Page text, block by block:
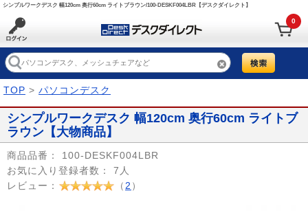
シンプルワークデスク 幅120cm 奥行60cm ライトブラウン/100-DESKF004LBR【デスクダイレクト】
0
TOP > パソコンデスク
シンプルワークデスク 幅120cm 奥行60cm ライトブ
ラウン【大物商品】
商品品番：
100-DESKF004LBR
お気に入り登録者数：
7人
レビュー：
（ 2 ）